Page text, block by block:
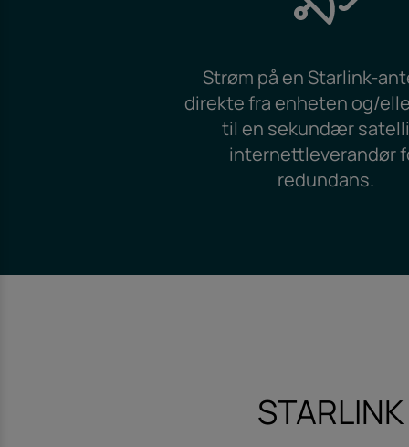
Strøm på en Starlink-
direkte fra enheten og/
til en sekundær
internettleverandør
redundans.
STARLINK